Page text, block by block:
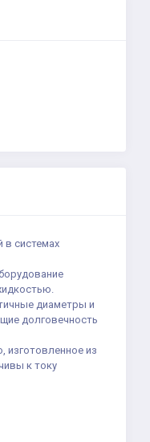
в системах
диаметры и
долговечность
изготовленное из
к току